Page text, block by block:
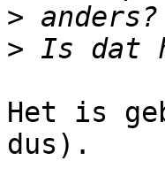
>
>
Het is
dus).